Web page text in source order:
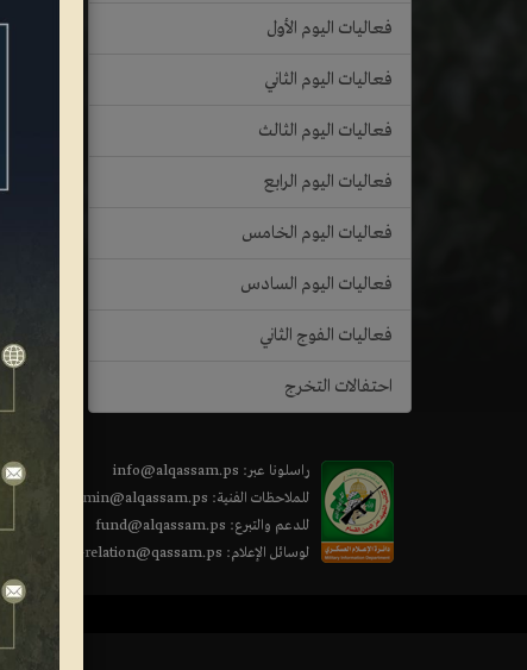
فعاليات اليوم الأول
فعاليات اليوم الثاني
فعاليات اليوم الثالث
فعاليات اليوم الرابع
فعاليات اليوم الخامس
فعاليات اليوم السادس
فعاليات الفوج الثاني
احتفالات التخرج
راسلونا عبر: info@alqassam.ps
للملاحظات الفنية: admin@alqassam.ps
للدعم والتبرع: fund@alqassam.ps
لوسائل الإعلام: public-relation@qassam.ps